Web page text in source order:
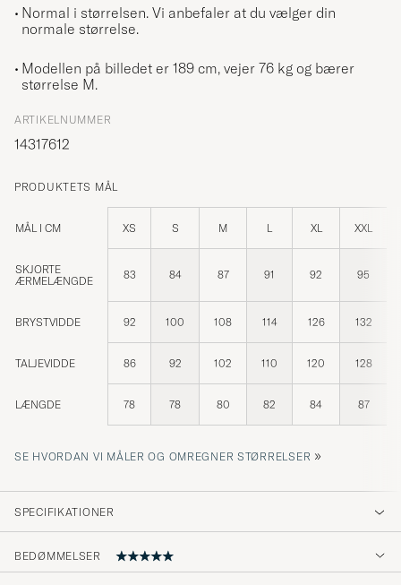
Normal i størrelsen. Vi anbefaler at du vælger din
normale størrelse.
Modellen på billedet er 189 cm, vejer 76 kg og bærer
størrelse M.
ARTIKELNUMMER
14317612
PRODUKTETS MÅL
MÅL I CM XS S M L XL XXL
SKJORTE
ÆRMELÆNGDE
83 84 87 91 92 95
BRYSTVIDDE 92 100 108 114 126 132
TALJEVIDDE 86 92 102 110 120 128
LÆNGDE 78 78 80 82 84 87
SE HVORDAN VI MÅLER OG OMREGNER STØRRELSER »
SPECIFIKATIONER
BEDØMMELSER